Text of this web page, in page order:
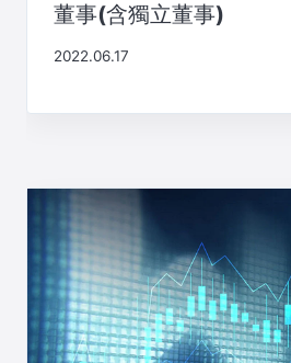
董事(含獨立董事)
2022.06.17